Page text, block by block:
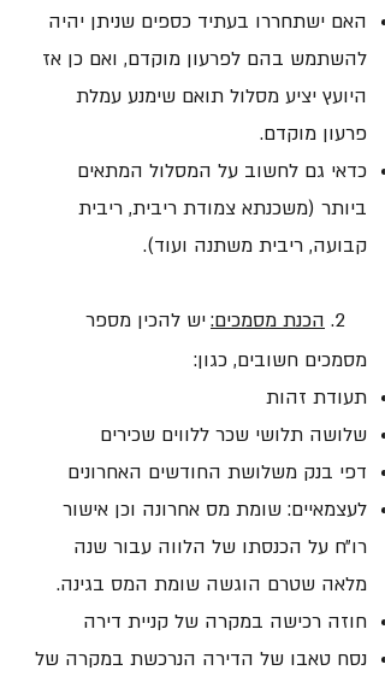
האם ישתחררו בעתיד כספים שניתן יהיה
להשתמש בהם לפרעון מוקדם, ואם כן אז
היועץ יציע מסלול תואם שימנע עמלת
פרעון מוקדם.
כדאי גם לחשוב על המסלול המתאים
ביותר (משכנתא צמודת ריבית, ריבית
קבועה, ריבית משתנה ועוד).
2. הכנת מסמכים:יש להכין מספר
מסמכים חשובים, כגון:
תעודת זהות
שלושה תלושי שכר ללווים שכירים
דפי בנק משלושת החודשים האחרונים
לעצמאיים: שומת מס אחרונה וכן אישור
רו״ח על הכנסתו של הלווה עבור שנה
מלאה שטרם הוגשה שומת המס בגינה.
חוזה רכישה במקרה של קניית דירה
נסח טאבו של הדירה הנרכשת במקרה של